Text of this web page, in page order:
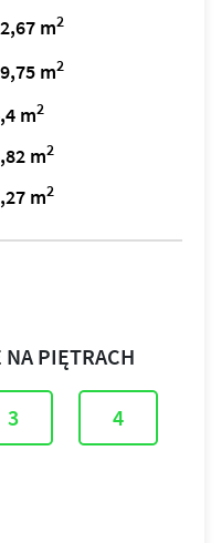
m2
m2
m2
m2
m2
PIĘTRACH
3 4